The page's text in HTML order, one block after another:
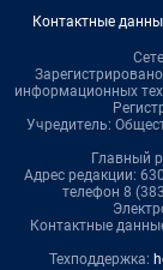
Контактные
информационных
Учредитель:
Главный
Адрес редакции:
телефон 8
Контактные
Техподдержка: